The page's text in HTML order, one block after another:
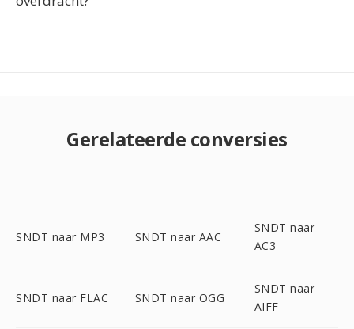
Gerelateerde conversies
SNDT naar MP3 SNDT naar AAC
SNDT naar
AC3
SNDT naar FLAC SNDT naar OGG
SNDT naar
AIFF